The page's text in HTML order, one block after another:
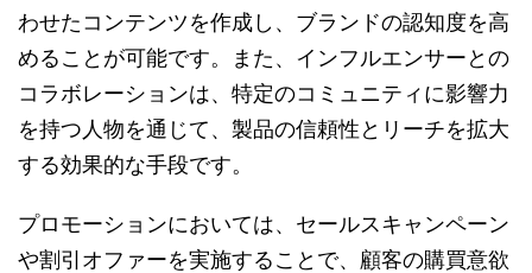
わせたコンテンツを作成し、ブランドの認知度を高
めることが可能です。また、インフルエンサーとの
コラボレーションは、特定のコミュニティに影響力
を持つ人物を通じて、製品の信頼性とリーチを拡大
する効果的な手段です。
プロモーションにおいては、セールスキャンペーン
や割引オファーを実施することで、顧客の購買意欲